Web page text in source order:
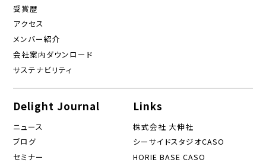
受賞歴
アクセス
メンバー紹介
会社案内ダウンロード
サステナビリティ
Delight Journal
ニュース
ブログ
セミナー
Links
株式会社 大伸社
シーサイドスタジオCASO
HORIE BASE CASO